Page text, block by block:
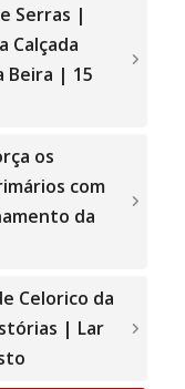
Serras |
Calçada
Beira | 15
os
com
da
Celorico da
| Lar